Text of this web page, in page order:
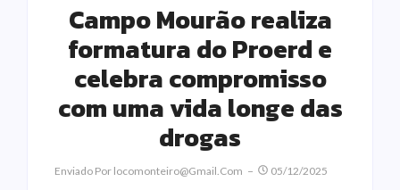
Campo Mourão realiza
formatura do Proerd e
celebra compromisso
com uma vida longe das
drogas
Enviado Por Locomonteiro@gmail.com 05/12/2025